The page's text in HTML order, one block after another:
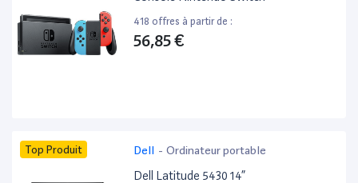
418 offres à partir de :
56,85 €
Top Produit Dell - Ordinateur portable
Dell Latitude 5430 14”